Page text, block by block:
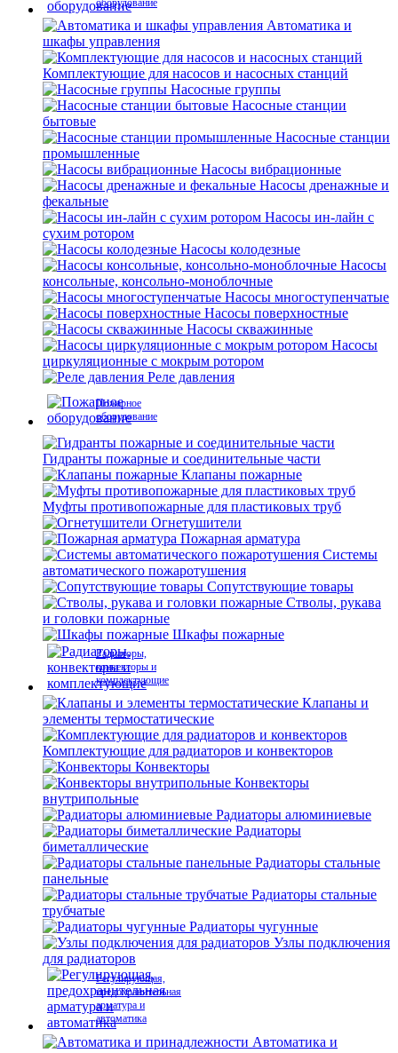
оборудование
Автоматика и
шкафы управления
Комплектующие для насосов и насосных станций
Насосные группы
Насосные станции
бытовые
Насосные станции
промышленные
Насосы вибрационные
Насосы дренажные и
фекальные
Насосы ин-лайн с
сухим ротором
Насосы колодезные
Насосы
консольные, консольно-моноблочные
Насосы многоступенчатые
Насосы поверхностные
Насосы скважинные
Насосы
циркуляционные с мокрым ротором
Реле давления
Пожарное
оборудование
Гидранты пожарные и соединительные части
Клапаны пожарные
Муфты противопожарные для пластиковых труб
Огнетушители
Пожарная арматура
Системы
автоматического пожаротушения
Сопутствующие товары
Стволы, рукава
и головки пожарные
Шкафы пожарные
Радиаторы,
конвекторы и
комплектующие
Клапаны и
элементы термостатические
Комплектующие для радиаторов и конвекторов
Конвекторы
Конвекторы
внутрипольные
Радиаторы алюминиевые
Радиаторы
биметаллические
Радиаторы стальные
панельные
Радиаторы стальные
трубчатые
Радиаторы чугунные
Узлы подключения
для радиаторов
Регулирующая,
предохранительная
арматура и
автоматика
Автоматика и